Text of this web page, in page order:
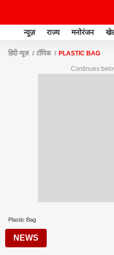
न्यूज़ राज्य मनोरंजन
हिंदी न्यूज़ टॉपिक PLASTIC BAG
Continues
Plastic Bag
NEWS